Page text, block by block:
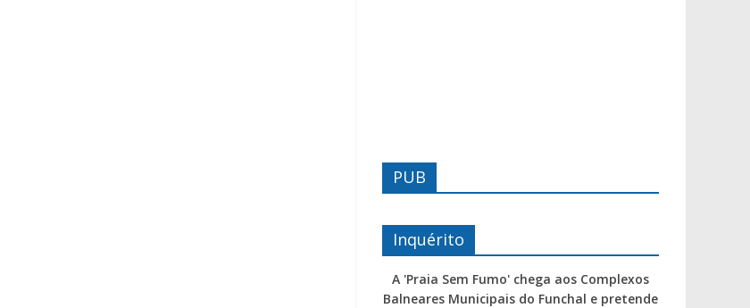
PUB
Inquérito
A 'Praia Sem Fumo' chega aos Complexos
Balneares Municipais do Funchal e pretende